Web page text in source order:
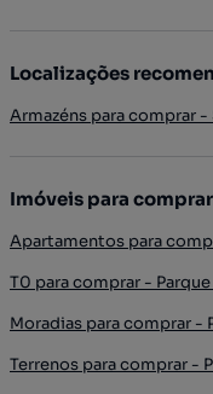
Localizações
Armazéns para comprar -
Imóveis para
Apartamentos para
T0 para comprar -
Moradias para comprar -
Terrenos para comprar -